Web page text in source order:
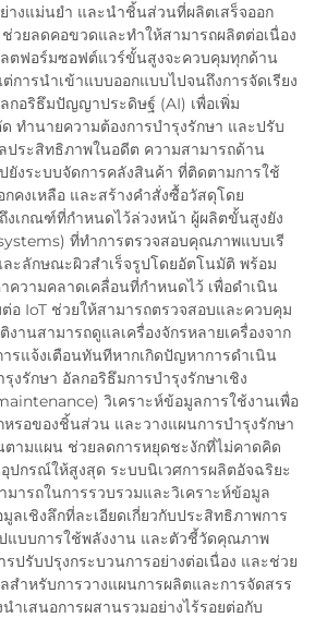
างแม่นยำ และนำชิ้นส่วนที่ผลิตเสร็จออก
วยลดคอขวดและทำให้สามารถผลิตต่อเนื่อง
ตฟอร์มซอฟต์แวร์ขั้นสูงจะควบคุมทุกด้าน
การนำเข้าแบบออกแบบไปจนถึงการจัดเรียง
กอริธึมปัญญาประดิษฐ์ (AI) เพื่อเพิ่ม
ทำนายความต้องการบำรุงรักษา และปรับ
ประสิทธิภาพในอดีต ความสามารถด้าน
ยังระบบจัดการคลังสินค้า ที่ติดตามการใช้
คงเหลือ และสร้างคำสั่งซื้อวัสดุโดย
งเกณฑ์ที่กำหนดไว้ล่วงหน้า ผู้ผลิตขั้นสูงยัง
ที่ทำการตรวจสอบคุณภาพแบบเรี
ะลักษณะผิวสำเร็จรูปโดยอัตโนมัติ พร้อม
ความคลาดเคลื่อนที่กำหนดไว้ เพื่อดำเนิน
อ IoT ช่วยให้สามารถตรวจสอบและควบคุม
งานสามารถดูแลเครื่องจักรหลายเครื่องจาก
รแจ้งเตือนทันทีหากเกิดปัญหาการดำเนิน
งรักษา อัลกอริธึมการบำรุงรักษาเชิง
วิเคราะห์ข้อมูลการใช้งานเพื่อ
รอของชิ้นส่วน และวางแผนการบำรุงรักษา
ตามแผน ช่วยลดการหยุดชะงักที่ไม่คาดคิด
ปกรณ์ให้สูงสุด ระบบนิเวศการผลิตอัจฉริยะ
ารถในการรวบรวมและวิเคราะห์ข้อมูล
ลเชิงลึกที่ละเอียดเกี่ยวกับประสิทธิภาพการ
แบบการใช้พลังงาน และตัวชี้วัดคุณภาพ
ปรับปรุงกระบวนการอย่างต่อเนื่อง และช่วย
สำหรับการวางแผนการผลิตและการจัดสรร
ำเสนอการผสานรวมอย่างไร้รอยต่อกับ